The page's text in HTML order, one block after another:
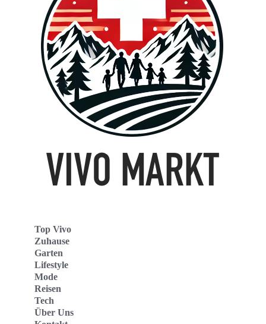
Top Vivo
Zuhause
Garten
Lifestyle
Mode
Reisen
Tech
Über Uns